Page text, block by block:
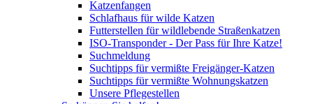
Katzenfangen
Schlafhaus für wilde Katzen
Futterstellen für wildlebende Straßenkatzen
ISO-Transponder - Der Pass für Ihre Katze!
Suchmeldung
Suchtipps für vermißte Freigänger-Katzen
Suchtipps für vermißte Wohnungskatzen
Unsere Pflegestellen